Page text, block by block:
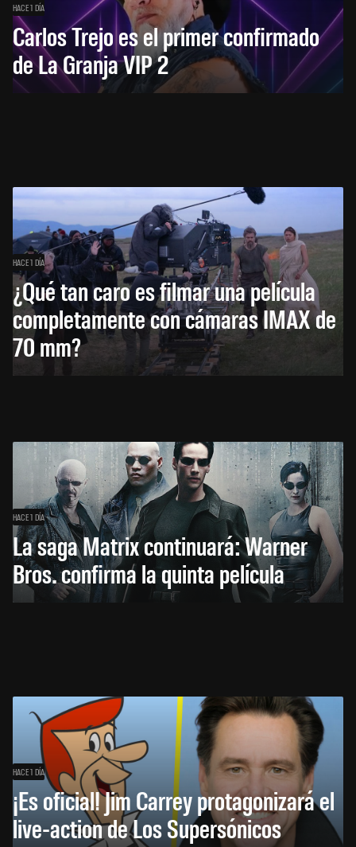
HACE 1 DÍA
Carlos Trejo es el primer confirmado
de La Granja VIP 2
HACE 1 DÍA
¿Qué tan caro es filmar una película
completamente con cámaras IMAX de
70 mm?
HACE 1 DÍA
La saga Matrix continuará: Warner
Bros. confirma la quinta película
HACE 1 DÍA
¡Es oficial! Jim Carrey protagonizará el
live-action de Los Supersónicos